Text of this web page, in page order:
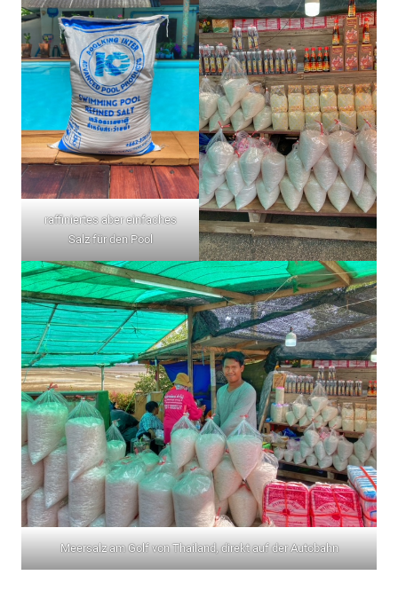
raffiniertes aber einfaches
Salz für den Pool
Meersalz am Golf von Thailand, direkt auf der Autobahn